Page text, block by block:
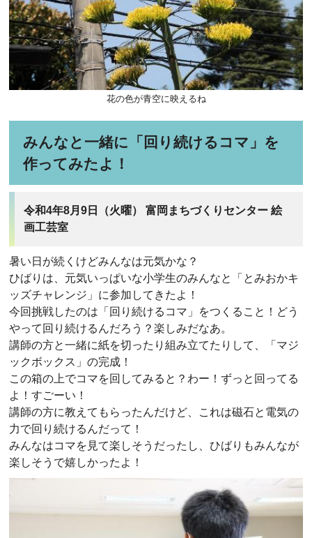
花の色が青空に映えるね
みんなと一緒に「回り続けるコマ」を
作ってみたよ！
令和4年8月9日（火曜） 富岡まちづくりセンター 絵
画工芸室
暑い日が続くけどみんなは元気かな？
ひばりは、元気いっぱいな小学生のみんなと「とみおかキ
ッズチャレンジ」に参加してきたよ！
今回挑戦したのは「回り続けるコマ」をつくること！どう
やって回り続けるんだろう？楽しみだなあ。
講師の方と一緒に紙を切ったり組み立てたりして、「マジ
ックボックス」の完成！
この箱の上でコマを回してみると？わー！ずっと回ってる
よ！すごーい！
講師の方に教えてもらったんだけど、これは磁石と電気の
力で回り続けるんだって！
みんなはコマを見て楽しそうだったし、ひばりもみんなが
楽しそうで嬉しかったよ！